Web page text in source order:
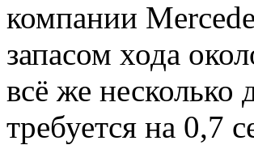
компании
запасом хода
всё же несколько
требуется на 0,7